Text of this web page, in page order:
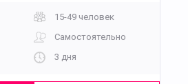
15-49 человек
Самостоятельно
3 дня